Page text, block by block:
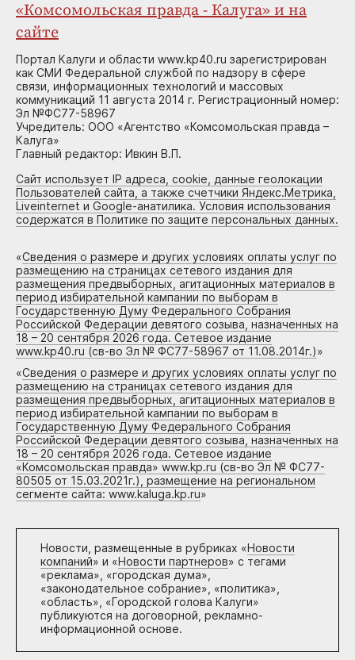
«Комсомольская правда - Калуга» и на
сайте
Портал Калуги и области www.kp40.ru зарегистрирован
как СМИ Федеральной службой по надзору в сфере
связи, информационных технологий и массовых
коммуникаций 11 августа 2014 г. Регистрационный номер:
Эл №ФС77-58967
Учредитель: ООО «Агентство «Комсомольская правда –
Калуга»
Главный редактор: Ивкин В.П.
Сайт использует IP адреса, cookie, данные геолокации
Пользователей сайта, а также счетчики Яндекс.Метрика,
Liveinternet и Google-анатилика. Условия использования
содержатся в Политике по защите персональных данных.
«Сведения о размере и других условиях оплаты услуг по
размещению на страницах сетевого издания для
размещения предвыборных, агитационных материалов в
период избирательной кампании по выборам в
Государственную Думу Федерального Собрания
Российской Федерации девятого созыва, назначенных на
18 – 20 сентября 2026 года. Сетевое издание
www.kp40.ru (св-во Эл № ФС77-58967 от 11.08.2014г.)»
«Сведения о размере и других условиях оплаты услуг по
размещению на страницах сетевого издания для
размещения предвыборных, агитационных материалов в
период избирательной кампании по выборам в
Государственную Думу Федерального Собрания
Российской Федерации девятого созыва, назначенных на
18 – 20 сентября 2026 года. Сетевое издание
«Комсомольская правда» www.kp.ru (св-во Эл № ФС77-
80505 от 15.03.2021г.), размещение на региональном
сегменте сайта: www.kaluga.kp.ru»
Новости, размещенные в рубриках «Новости
компаний» и «Новости партнеров» с тегами
«реклама», «городская дума»,
«законодательное собрание», «политика»,
«область», «Городской голова Калуги»
публикуются на договорной, рекламно-
информационной основе.